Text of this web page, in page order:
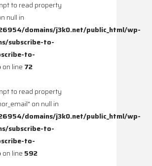
to read property
null in
domains/j3k0.net/public_html/wp-
subscribe-to-
to-
on line 72
to read property
on null in
domains/j3k0.net/public_html/wp-
subscribe-to-
to-
on line 592